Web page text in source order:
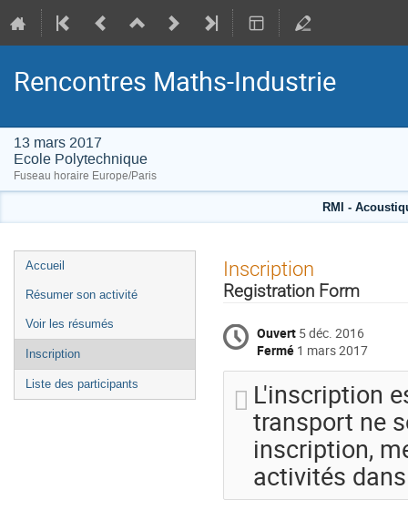
Rencontres Maths-Industrie
13 mars 2017
Ecole Polytechnique
Fuseau horaire Europe/Paris
RMI -
Menu
de
Accueil
Résumer son activité
Voir les résumés
Inscription
Liste des participants
Inscription
Registration Form
Ouvert 5 déc. 2016
Fermé 1 mars 2017
L'inscription
transport ne
inscription,
activités